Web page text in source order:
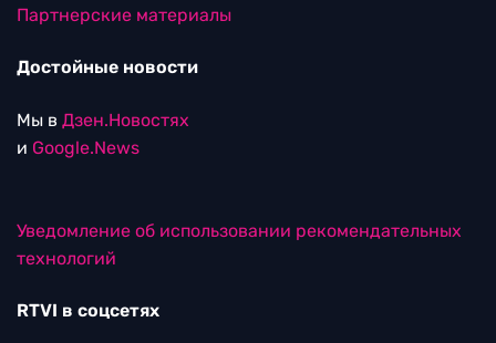
Партнерские материалы
Достойные новости
Мы в Дзен.Новостях
и Google.News
Уведомление об использовании рекомендательных
технологий
RTVI в соцсетях